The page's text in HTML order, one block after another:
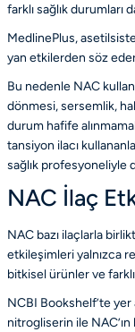
farklı sağlık
MedlinePlus,
yan etkilerden söz
Bu nedenle NAC
dönmesi, sersemlik,
durum hafife
tansiyon ilacı
sağlık profesyoneliyle
NAC İlaç
NAC bazı ilaçlarla
etkileşimleri yalnızca
bitkisel ürünler ve
NCBI Bookshelf’te
nitrogliserin ile